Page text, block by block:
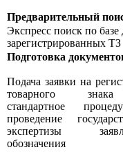
Предварительный
Экспресс поиск по
зарегистрированных ТЗ
Подготовка
Подача заявки на
товарного
стандартное
проведение
экспертизы
обозначения